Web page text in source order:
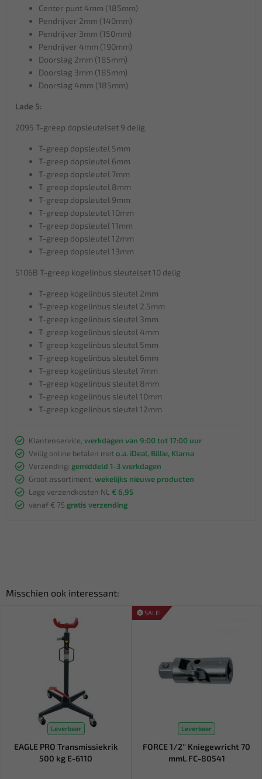
Center punt 4mm (185mm)
Pendrijver 2mm (140mm)
Pendrijver 3mm (150mm)
Pendrijver 4mm (190mm)
Doorslag 2mm (185mm)
Doorslag 3mm (185mm)
Doorslag 4mm (185mm)
Lade 5:
2095 T-greep dopsleutelset 9 delig
T-greep dopsleutel 5mm
T-greep dopsleutel 6mm
T-greep dopsleutel 7mm
T-greep dopsleutel 8mm
T-greep dopsleutel 9mm
T-greep dopsleutel 10mm
T-greep dopsleutel 11mm
T-greep dopsleutel 12mm
T-greep dopsleutel 13mm
5106B T-greep kogelinbus sleutelset 10 delig
T-greep kogelinbus sleutel 2mm
T-greep kogelinbus sleutel 2.5mm
T-greep kogelinbus sleutel 3mm
T-greep kogelinbus sleutel 4mm
T-greep kogelinbus sleutel 5mm
T-greep kogelinbus sleutel 6mm
T-greep kogelinbus sleutel 7mm
T-greep kogelinbus sleutel 8mm
T-greep kogelinbus sleutel 10mm
T-greep kogelinbus sleutel 12mm
Klantenservice, werkdagen van 9:00 tot 17:00 uur
Veilig online betalen met o.a. iDeal, Billie, Klarna
Verzending: gemiddeld 1-3 werkdagen
Groot assortiment, wekelijks nieuwe producten
Lage verzendkosten NL € 6,95
vanaf € 75 gratis verzending
Misschien ook interessant:
Leverbaar
EAGLE PRO Transmissiekrik
500 kg E-6110
SALE!
Leverbaar
FORCE 1/2'' Kniegewricht 70
mmL FC-80541